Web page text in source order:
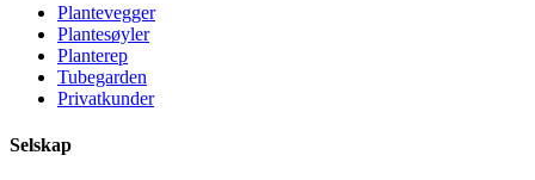
Plantevegger
Plantesøyler
Planterep
Tubegarden
Privatkunder
Selskap